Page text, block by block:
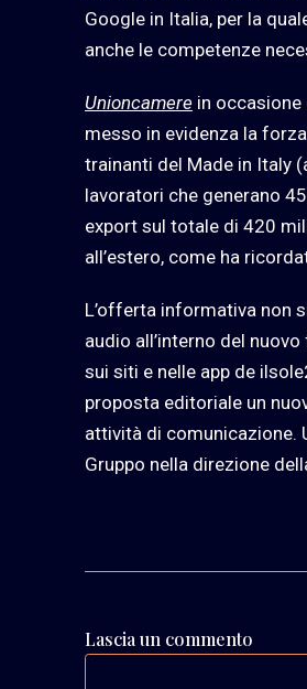
Google in Italia, per la
anche le competenze
Unioncamere in
messo in evidenza la
trainanti del Made in Italy
lavoratori che generano
export sul totale di 420
all’estero, come ha
L’offerta informativa non
audio all’interno del
sui siti e nelle app de
proposta editoriale un
attività di comunicazione.
Gruppo nella direzione
Lascia un commento